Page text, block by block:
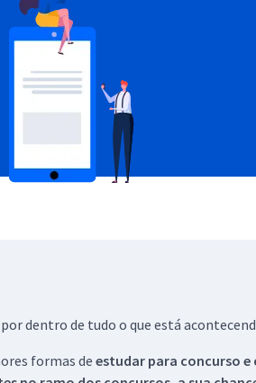
dentro de tudo o que está
formas deestudar para concurso e